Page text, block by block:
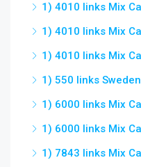
1) 4010 links Mix
1) 4010 links Mix
1) 4010 links Mix
1) 550 links
1) 6000 links Mix
1) 6000 links Mix
1) 7843 links Mix